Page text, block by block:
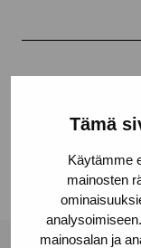
Tämä
Käytämme
mainosten
mainosalan ja
Jaa:
Facebook